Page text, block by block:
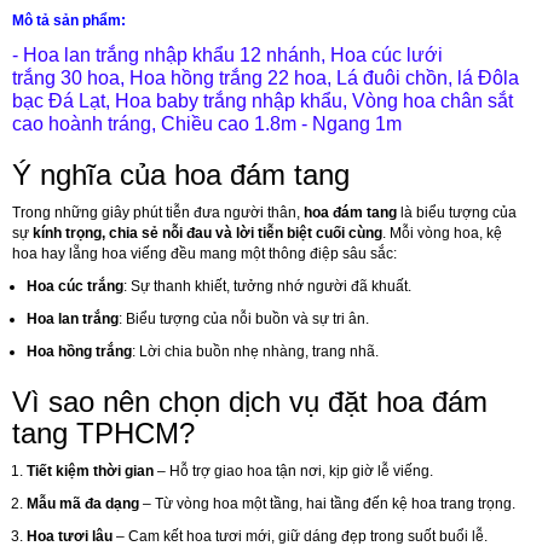
Mô tả sản phẩm:
- Hoa lan trắng nhập khẩu 12 nhánh, Hoa cúc lưới
trắng 30 hoa, Hoa hồng trắng 22 hoa, Lá đuôi chồn, lá Đôla
bạc Đá Lạt, Hoa baby trắng nhập khẩu, Vòng hoa chân sắt
cao hoành tráng, Chiều cao 1.8m - Ngang 1m
Ý nghĩa của hoa đám tang
Trong những giây phút tiễn đưa người thân, hoa đám tang là biểu tượng của
sự kính trọng, chia sẻ nỗi đau và lời tiễn biệt cuối cùng. Mỗi vòng hoa, kệ
hoa hay lẵng hoa viếng đều mang một thông điệp sâu sắc:
Hoa cúc trắng: Sự thanh khiết, tưởng nhớ người đã khuất.
Hoa lan trắng: Biểu tượng của nỗi buồn và sự tri ân.
Hoa hồng trắng: Lời chia buồn nhẹ nhàng, trang nhã.
Vì sao nên chọn dịch vụ đặt hoa đám
tang TPHCM?
Tiết kiệm thời gian – Hỗ trợ giao hoa tận nơi, kịp giờ lễ viếng.
Mẫu mã đa dạng – Từ vòng hoa một tầng, hai tầng đến kệ hoa trang trọng.
Hoa tươi lâu – Cam kết hoa tươi mới, giữ dáng đẹp trong suốt buổi lễ.